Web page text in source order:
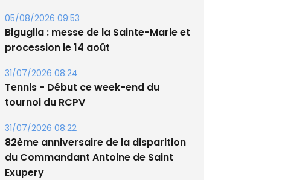
05/08/2026 09:53
Biguglia : messe de la Sainte-Marie et
procession le 14 août
31/07/2026 08:24
Tennis - Début ce week-end du
tournoi du RCPV
31/07/2026 08:22
82ème anniversaire de la disparition
du Commandant Antoine de Saint
Exupery